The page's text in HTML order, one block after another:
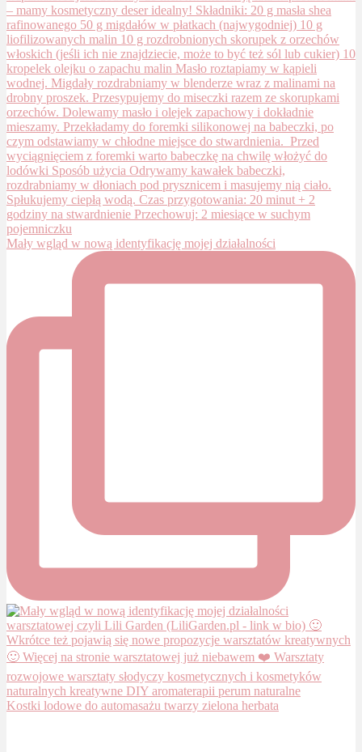
Mały wgląd w nową identyfikację mojej działalności
Kostki lodowe do automasażu twarzy zielona herbata